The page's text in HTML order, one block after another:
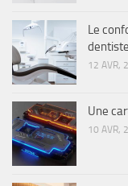
Le
12 AVR,
Une
10 AVR,